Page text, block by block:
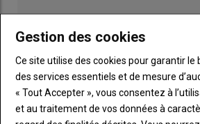
Gestion des cookies
Ce site utilise des cookies pour garantir
des services essentiels et de mesure
« Tout Accepter », vous consentez à
et au traitement de vos données à